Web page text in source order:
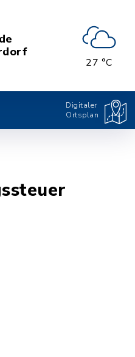
27 °C
Digitaler
Ortsplan